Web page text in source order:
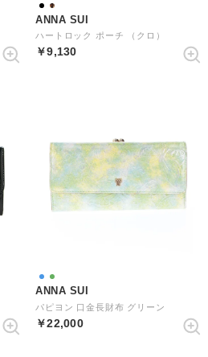
ANNA SUI
ハートロック ポーチ （クロ）
￥9,130
ANNA SUI
パピヨン 口金長財布 グリーン
￥22,000